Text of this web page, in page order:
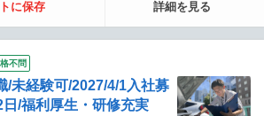
に保存 詳細を見る
不問
/未経験可/2027/4/1入社募
/福利厚生・研修充実